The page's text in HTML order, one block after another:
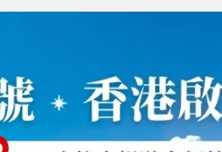
皇家加勒比國際遊輪 星旅遠洋郵輪